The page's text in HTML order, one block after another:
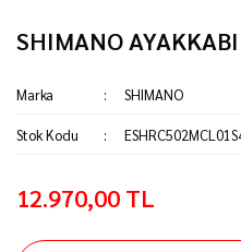
SHIMANO
Marka SHIMANO
Stok Kodu
12.970,00 TL